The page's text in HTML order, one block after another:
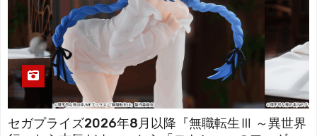
セガプライズ2026年8月以降『無職転生Ⅲ ～異世界